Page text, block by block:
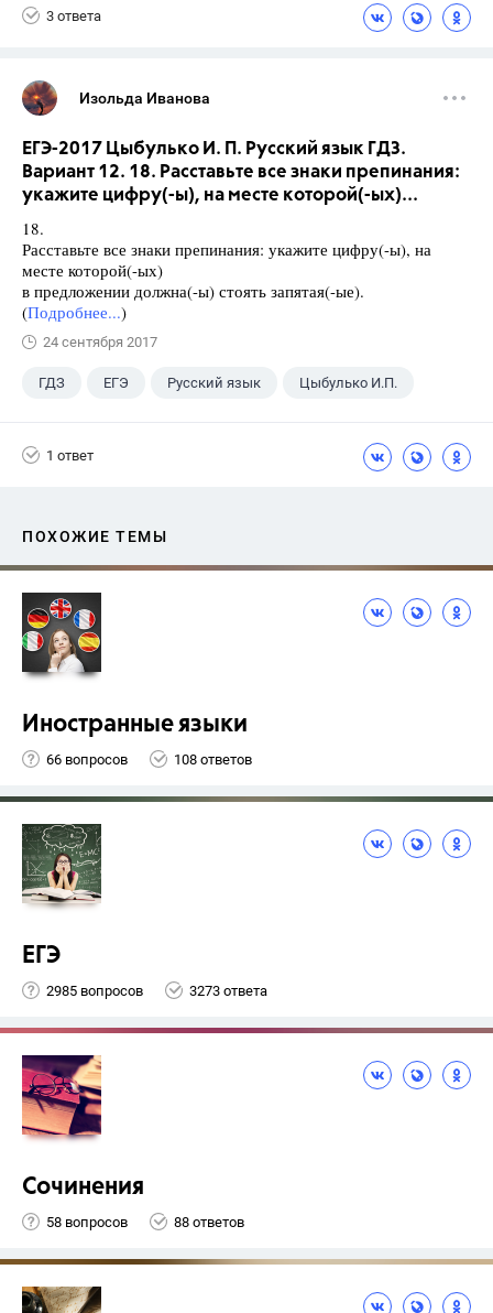
3 ответа
Изольда Иванова
ЕГЭ-2017 Цыбулько И. П. Русский язык ГДЗ.
Вариант 12. 18. Расставьте все знаки препинания:
укажите цифру(-ы), на месте которой(-ых)...
18.
Расставьте все знаки препинания: укажите цифру(-ы), на
месте которой(-ых)
в предложении должна(-ы) стоять запятая(-ые).
(Подробнее...)
24 сентября 2017
ГДЗ ЕГЭ Русский язык Цыбулько И.П.
1 ответ
ПОХОЖИЕ ТЕМЫ
Иностранные языки
66 вопросов 108 ответов
ЕГЭ
2985 вопросов 3273 ответа
Сочинения
58 вопросов 88 ответов